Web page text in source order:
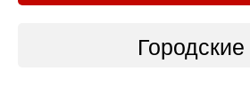
Городские